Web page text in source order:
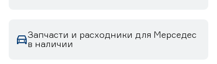
Запчасти и расходники для Мерседес
в наличии